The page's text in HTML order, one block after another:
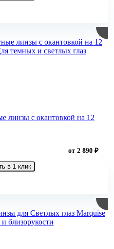
линзы c окантовкой на 12
от 2 890 ₽
в 1 клик